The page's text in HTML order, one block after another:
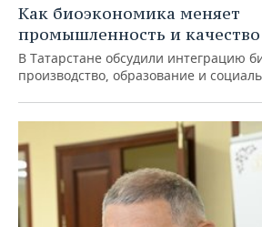
Как биоэкономика меняет
промышленность и
В Татарстане обсудили интеграцию
производство, образование и